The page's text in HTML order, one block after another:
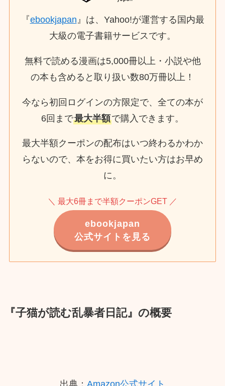
『ebookjapan 』は、Yahoo!が運営する国内最
大級の電子書籍サービスです。
無料で読める漫画は5,000冊以上・小説や他
の本も含めると取り扱い数80万冊以上！
今なら初回ログインの方限定で、全ての本が
6回まで最大半額で購入できます。
最大半額クーポンの配布はいつ終わるかわか
らないので、本をお得に買いたい方はお早め
に。
＼ 最大6冊まで半額クーポンGET ／
ebookjapan
公式サイトを見る
『子猫が読む乱暴者日記』の概要